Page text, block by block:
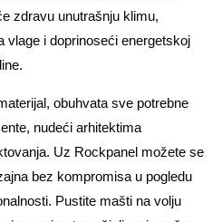
zdravu unutrašnju klimu,
vlage i doprinoseći energetskoj
obuhvata sve potrebne
nudeći arhitektima
Uz Rockpanel možete se
bez kompromisa u pogledu
Pustite mašti na volju